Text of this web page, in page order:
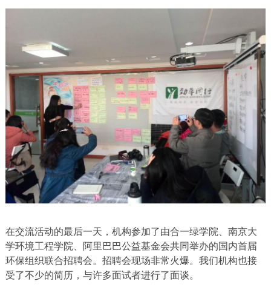
在交流活动的最后一天，机构参加了由合一绿学院、南京大
学环境工程学院、阿里巴巴公益基金会共同举办的国内首届
环保组织联合招聘会。招聘会现场非常火爆。我们机构也接
受了不少的简历，与许多面试者进行了面谈。